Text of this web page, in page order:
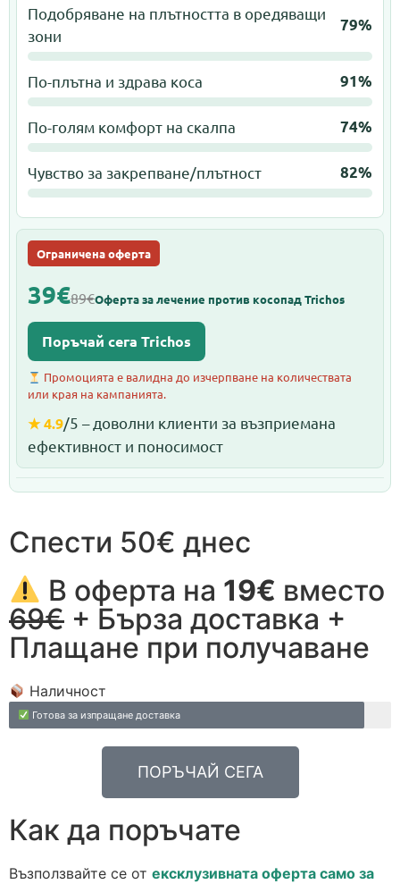
Подобряване на плътността в оредяващи
зони
79%
По-плътна и здрава коса 91%
По-голям комфорт на скалпа 74%
Чувство за закрепване/плътност 82%
Ограничена оферта
39€89€Оферта за лечение против косопад Trichos
Поръчай сега Trichos
Промоцията е валидна до изчерпване на количествата
или края на кампанията.
★ 4.9/5 – доволни клиенти за възприемана
ефективност и поносимост
Спести 50€ днес
В оферта на 19€ вместо
69€ + Бърза доставка +
Плащане при получаване
Наличност
Готова за изпращане доставка
ПОРЪЧАЙ СЕГА
Как да поръчате
Възползвайте се от ексклузивната оферта само за